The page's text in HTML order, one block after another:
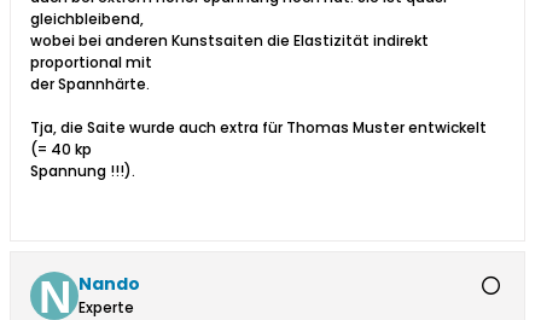
gleichbleibend,
wobei bei anderen Kunstsaiten die Elastizität indirekt
proportional mit
der Spannhärte.
Tja, die Saite wurde auch extra für Thomas Muster entwickelt
(= 40 kp
Spannung !!!).
Nando
Experte